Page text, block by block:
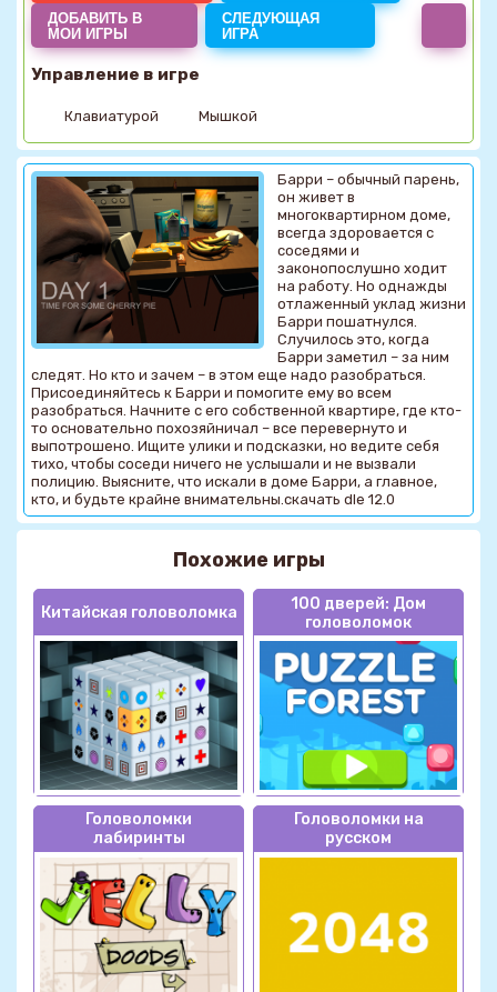
ДОБАВИТЬ В
МОИ ИГРЫ
СЛЕДУЮЩАЯ
ИГРА
Управление в игре
Клавиатурой Мышкой
Барри – обычный парень,
он живет в
многоквартирном доме,
всегда здоровается с
соседями и
законопослушно ходит
на работу. Но однажды
отлаженный уклад жизни
Барри пошатнулся.
Случилось это, когда
Барри заметил – за ним
следят. Но кто и зачем – в этом еще надо разобраться.
Присоединяйтесь к Барри и помогите ему во всем
разобраться. Начните с его собственной квартире, где кто-
то основательно похозяйничал – все перевернуто и
выпотрошено. Ищите улики и подсказки, но ведите себя
тихо, чтобы соседи ничего не услышали и не вызвали
полицию. Выясните, что искали в доме Барри, а главное,
кто, и будьте крайне внимательны.скачать dle 12.0
Похожие игры
Китайская головоломка
100 дверей: Дом
головоломок
Головоломки
лабиринты
Головоломки на
русском